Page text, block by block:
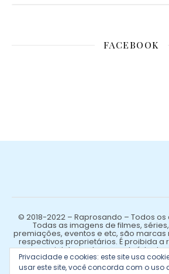
FACEBOOK
© 2018-2022 – Raprosando – Todos
Todas as imagens de filmes,
premiações, eventos e etc, são marcas
respectivos proprietários. É proibida a
parcial de qualquer conteúdo de
Privacidade e cookies: este site usa
usar este site, você concorda com o uso